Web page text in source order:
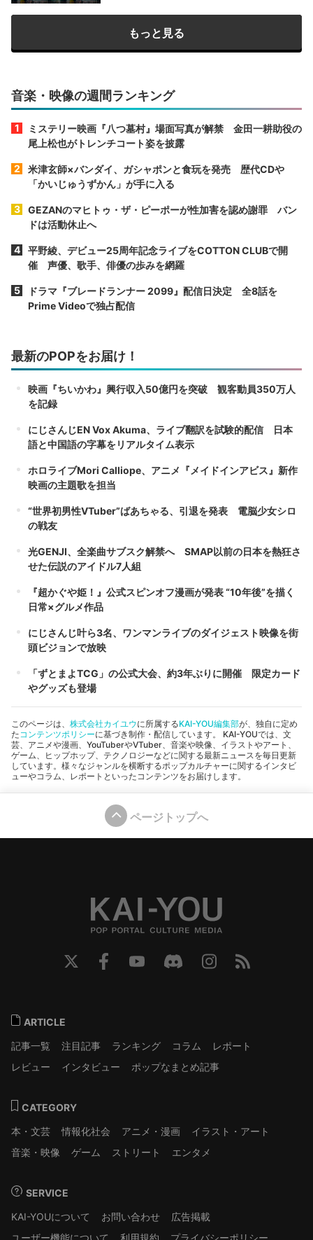
もっと見る
音楽・映像の週間ランキング
ミステリー映画『八つ墓村』場面写真が解禁 金田一耕助役の
尾上松也がトレンチコート姿を披露
米津玄師×バンダイ、ガシャポンと食玩を発売 歴代CDや
「かいじゅうずかん」が手に入る
GEZANのマヒトゥ・ザ・ピーポーが性加害を認め謝罪 バン
ドは活動休止へ
平野綾、デビュー25周年記念ライブをCOTTON CLUBで開
催 声優、歌手、俳優の歩みを網羅
ドラマ『ブレードランナー 2099』配信日決定 全8話を
Prime Videoで独占配信
最新のPOPをお届け！
映画『ちいかわ』興行収入50億円を突破 観客動員350万人
を記録
にじさんじEN Vox Akuma、ライブ翻訳を試験的配信 日本
語と中国語の字幕をリアルタイム表示
ホロライブMori Calliope、アニメ『メイドインアビス』新作
映画の主題歌を担当
“世界初男性VTuber”ばあちゃる、引退を発表 電脳少女シロ
の戦友
光GENJI、全楽曲サブスク解禁へ SMAP以前の日本を熱狂さ
せた伝説のアイドル7人組
『超かぐや姫！』公式スピンオフ漫画が発表 “10年後”を描く
日常×グルメ作品
にじさんじ叶ら3名、ワンマンライブのダイジェスト映像を街
頭ビジョンで放映
「ずとまよTCG」の公式大会、約3年ぶりに開催 限定カード
やグッズも登場
このページは、 株式会社カイユウに所属するKAI-YOU編集部が、独自に定め
たコンテンツポリシーに基づき制作・配信しています。 KAI-YOUでは、文
芸、アニメや漫画、YouTuberやVTuber、音楽や映像、イラストやアート、
ゲーム、ヒップホップ、テクノロジーなどに関する最新ニュースを毎日更新
しています。様々なジャンルを横断するポップカルチャーに関するインタビ
ューやコラム、レポートといったコンテンツをお届けします。
ページトップへ
ARTICLE
記事一覧
注目記事 ランキング コラム
レポート
レビュー
インタビュー ポップなまとめ記事
CATEGORY
本・文芸
情報化社会 アニメ・漫画
イラスト・アート
音楽・映像
ゲーム ストリート エンタメ
SERVICE
KAI-YOUについて
お問い合わせ
広告掲載